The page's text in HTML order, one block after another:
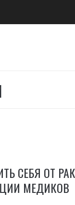
СЕБЯ ОТ
МЕДИКОВ